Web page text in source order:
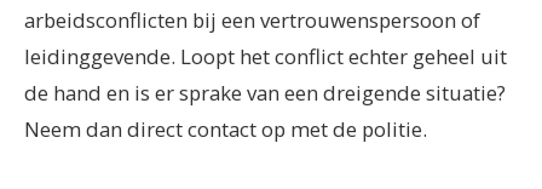
arbeidsconflicten bij een vertrouwenspersoon of
leidinggevende. Loopt het conflict echter geheel uit
de hand en is er sprake van een dreigende situatie?
Neem dan direct contact op met de politie.